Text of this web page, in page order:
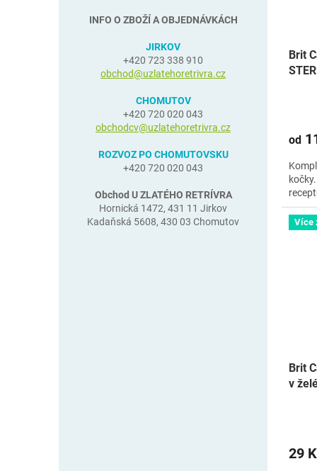
INFO O ZBOŽÍ A OBJEDNÁVKÁCH
JIRKOV
+420 723 338 910
obchod@uzlatehoretrivra.cz
CHOMUTOV
+420 720 020 043
obchodcv@uzlatehoretrivra.cz
ROZVOZ PO CHOMUTOVSKU
+420 720 020 043
Obchod U ZLATÉHO RETRÍVRA
Hornická 1472, 431 11 Jirkov
Kadaňská 5608, 430 03 Chomutov
Brit
od
Více
Brit
v
29